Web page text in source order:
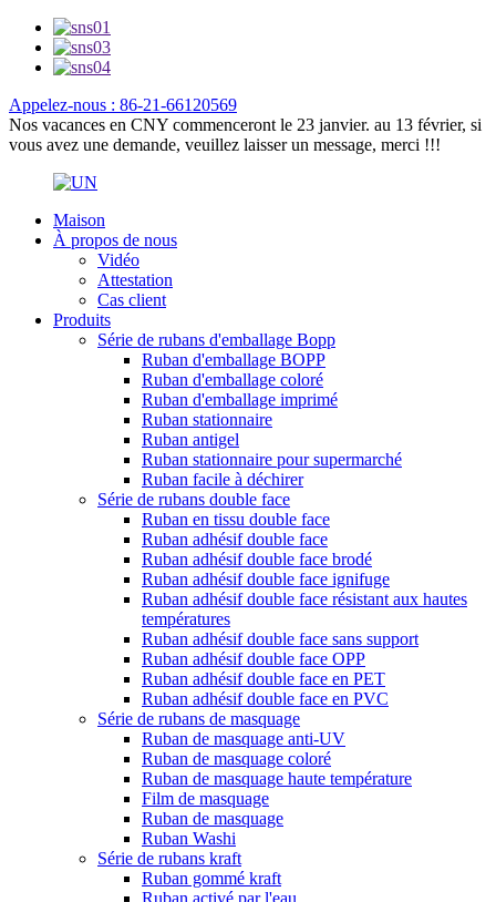
Appelez-nous : 86-21-66120569
Nos vacances en CNY commenceront le 23 janvier. au 13 février, si
vous avez une demande, veuillez laisser un message, merci !!!
Maison
À propos de nous
Vidéo
Attestation
Cas client
Produits
Série de rubans d'emballage Bopp
Ruban d'emballage BOPP
Ruban d'emballage coloré
Ruban d'emballage imprimé
Ruban stationnaire
Ruban antigel
Ruban stationnaire pour supermarché
Ruban facile à déchirer
Série de rubans double face
Ruban en tissu double face
Ruban adhésif double face
Ruban adhésif double face brodé
Ruban adhésif double face ignifuge
Ruban adhésif double face résistant aux hautes
températures
Ruban adhésif double face sans support
Ruban adhésif double face OPP
Ruban adhésif double face en PET
Ruban adhésif double face en PVC
Série de rubans de masquage
Ruban de masquage anti-UV
Ruban de masquage coloré
Ruban de masquage haute température
Film de masquage
Ruban de masquage
Ruban Washi
Série de rubans kraft
Ruban gommé kraft
Ruban activé par l'eau